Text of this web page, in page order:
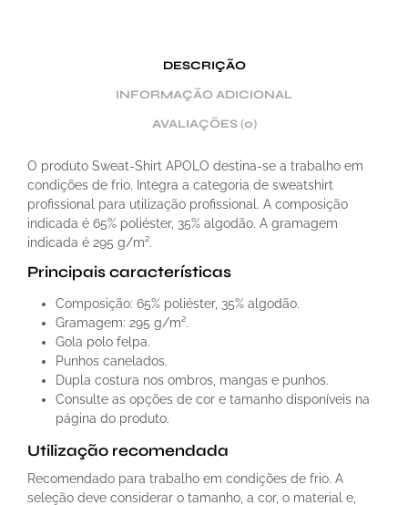
DESCRIÇÃO
INFORMAÇÃO ADICIONAL
AVALIAÇÕES (0)
O produto Sweat-Shirt APOLO destina-se a trabalho em
condições de frio. Integra a categoria de sweatshirt
profissional para utilização profissional. A composição
indicada é 65% poliéster, 35% algodão. A gramagem
indicada é 295 g/m².
Principais características
Composição: 65% poliéster, 35% algodão.
Gramagem: 295 g/m².
Gola polo felpa.
Punhos canelados.
Dupla costura nos ombros, mangas e punhos.
Consulte as opções de cor e tamanho disponíveis na
página do produto.
Utilização recomendada
Recomendado para trabalho em condições de frio. A
seleção deve considerar o tamanho, a cor, o material e,